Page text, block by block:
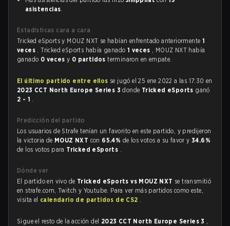
asistencias.
Estadísticas cara a cara
Tricked eSports y MOUZ NXT se habían enfrentado anteriormente 1
veces . Tricked eSports había ganado 1 veces , MOUZ NXT había
ganado 0 vecesy 0 partidosterminaron en empate.
El último partido entre ellos se jugó el 25 ene 2022 a las 17:30 en
2023 CCT North Europe Series 3donde Tricked eSports ganó
2 - 1 .
Predicción del partido
Los usuarios de Strafe tenían un favorito en este partido, y predijeron
la victoria de MOUZ NXT con 65.4% de los votos a su favor y34.6%
de los votos para Tricked eSports .
Dónde ver
El partido en vivo de Tricked eSports vs MOUZ NXT se transmitió
en strafe.com, Twitch y Youtube. Para ver más partidos como este,
visita el calendario de partidos de CS2 .
Sigue el resto de la acción del 2023 CCT North Europe Series 3 ,